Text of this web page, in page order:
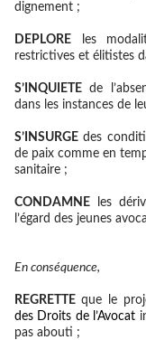
dignement ;
DEPLORE les
restrictives et élitistes
S’INQUIETE de
dans les instances de
S’INSURGE des
de paix comme en
sanitaire ;
CONDAMNE
les
l’égard des jeunes
En conséquence,
REGRETTEque le
des Droits de l’Avocat
pas abouti ;